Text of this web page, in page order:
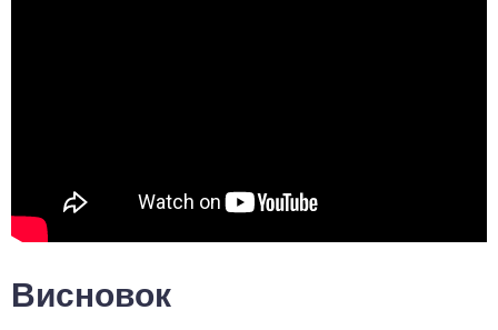
Висновок